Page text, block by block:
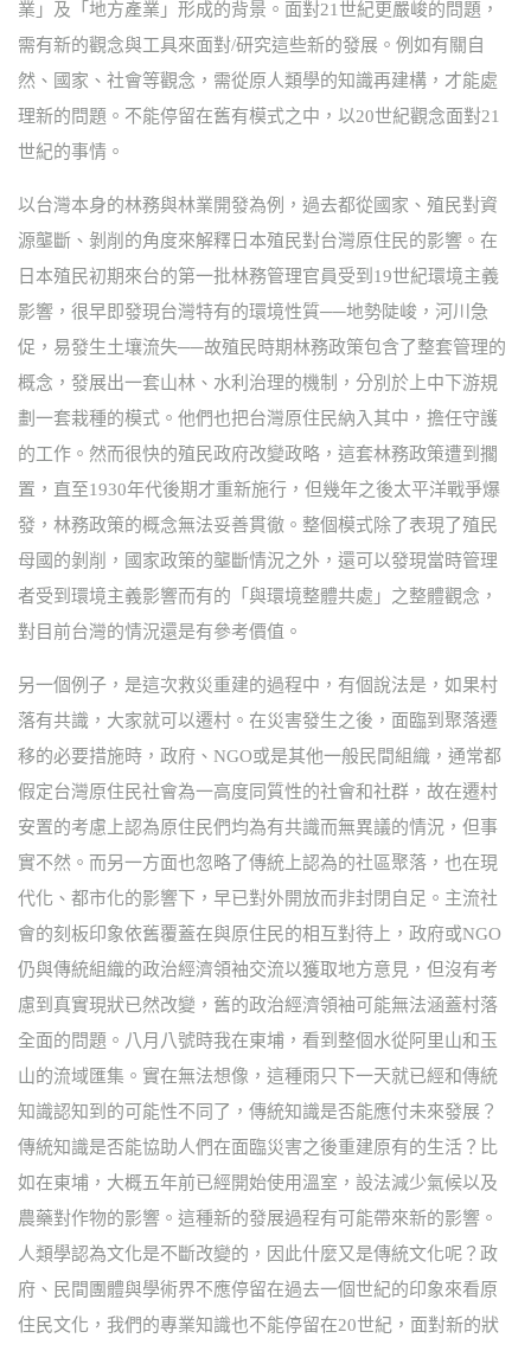
業」及「地方產業」形成的背景。面對21世紀更嚴峻的問題，
需有新的觀念與工具來面對/研究這些新的發展。例如有關自
然、國家、社會等觀念，需從原人類學的知識再建構，才能處
理新的問題。不能停留在舊有模式之中，以20世紀觀念面對21
世紀的事情。
以台灣本身的林務與林業開發為例，過去都從國家、殖民對資
源壟斷、剝削的角度來解釋日本殖民對台灣原住民的影響。在
日本殖民初期來台的第一批林務管理官員受到19世紀環境主義
影響，很早即發現台灣特有的環境性質──地勢陡峻，河川急
促，易發生土壤流失──故殖民時期林務政策包含了整套管理的
概念，發展出一套山林、水利治理的機制，分別於上中下游規
劃一套栽種的模式。他們也把台灣原住民納入其中，擔任守護
的工作。然而很快的殖民政府改變政略，這套林務政策遭到擱
置，直至1930年代後期才重新施行，但幾年之後太平洋戰爭爆
發，林務政策的概念無法妥善貫徹。整個模式除了表現了殖民
母國的剝削，國家政策的壟斷情況之外，還可以發現當時管理
者受到環境主義影響而有的「與環境整體共處」之整體觀念，
對目前台灣的情況還是有參考價值。
另一個例子，是這次救災重建的過程中，有個說法是，如果村
落有共識，大家就可以遷村。在災害發生之後，面臨到聚落遷
移的必要措施時，政府、NGO或是其他一般民間組織，通常都
假定台灣原住民社會為一高度同質性的社會和社群，故在遷村
安置的考慮上認為原住民們均為有共識而無異議的情況，但事
實不然。而另一方面也忽略了傳統上認為的社區聚落，也在現
代化、都市化的影響下，早已對外開放而非封閉自足。主流社
會的刻板印象依舊覆蓋在與原住民的相互對待上，政府或NGO
仍與傳統組織的政治經濟領袖交流以獲取地方意見，但沒有考
慮到真實現狀已然改變，舊的政治經濟領袖可能無法涵蓋村落
全面的問題。八月八號時我在東埔，看到整個水從阿里山和玉
山的流域匯集。實在無法想像，這種雨只下一天就已經和傳統
知識認知到的可能性不同了，傳統知識是否能應付未來發展？
傳統知識是否能協助人們在面臨災害之後重建原有的生活？比
如在東埔，大概五年前已經開始使用溫室，設法減少氣候以及
農藥對作物的影響。這種新的發展過程有可能帶來新的影響。
人類學認為文化是不斷改變的，因此什麼又是傳統文化呢？政
府、民間團體與學術界不應停留在過去一個世紀的印象來看原
住民文化，我們的專業知識也不能停留在20世紀，面對新的狀